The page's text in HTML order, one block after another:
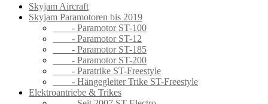
Skyjam Aircraft
Skyjam Paramotoren bis 2019
- Paramotor ST-100
- Paramotor ST-12
- Paramotor ST-185
- Paramotor ST-200
- Paratrike ST-Freestyle
- Hängegleiter Trike ST-Freestyle
Elektroantriebe & Trikes